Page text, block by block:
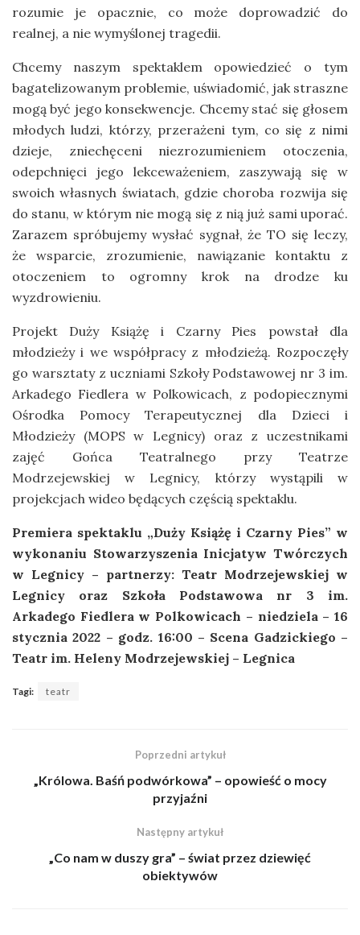
rozumie je opacznie, co może doprowadzić do
realnej, a nie wymyślonej tragedii.
Chcemy naszym spektaklem opowiedzieć o tym
bagatelizowanym problemie, uświadomić, jak straszne
mogą być jego konsekwencje. Chcemy stać się głosem
młodych ludzi, którzy, przerażeni tym, co się z nimi
dzieje, zniechęceni niezrozumieniem otoczenia,
odepchnięci jego lekceważeniem, zaszywają się w
swoich własnych światach, gdzie choroba rozwija się
do stanu, w którym nie mogą się z nią już sami uporać.
Zarazem spróbujemy wysłać sygnał, że TO się leczy,
że wsparcie, zrozumienie, nawiązanie kontaktu z
otoczeniem to ogromny krok na drodze ku
wyzdrowieniu.
Projekt Duży Książę i Czarny Pies powstał dla
młodzieży i we współpracy z młodzieżą. Rozpoczęły
go warsztaty z uczniami Szkoły Podstawowej nr 3 im.
Arkadego Fiedlera w Polkowicach, z podopiecznymi
Ośrodka Pomocy Terapeutycznej dla Dzieci i
Młodzieży (MOPS w Legnicy) oraz z uczestnikami
zajęć Gońca Teatralnego przy Teatrze
Modrzejewskiej w Legnicy, którzy wystąpili w
projekcjach wideo będących częścią spektaklu.
Premiera spektaklu „Duży Książę i Czarny Pies” w
wykonaniu Stowarzyszenia Inicjatyw Twórczych
w Legnicy – partnerzy: Teatr Modrzejewskiej w
Legnicy oraz Szkoła Podstawowa nr 3 im.
Arkadego Fiedlera w Polkowicach – niedziela – 16
stycznia 2022 – godz. 16:00 – Scena Gadzickiego –
Teatr im. Heleny Modrzejewskiej – Legnica
Tagi: teatr
Poprzedni artykuł
„Królowa. Baśń podwórkowa” – opowieść o mocy
przyjaźni
Następny artykuł
„Co nam w duszy gra” – świat przez dziewięć
obiektywów